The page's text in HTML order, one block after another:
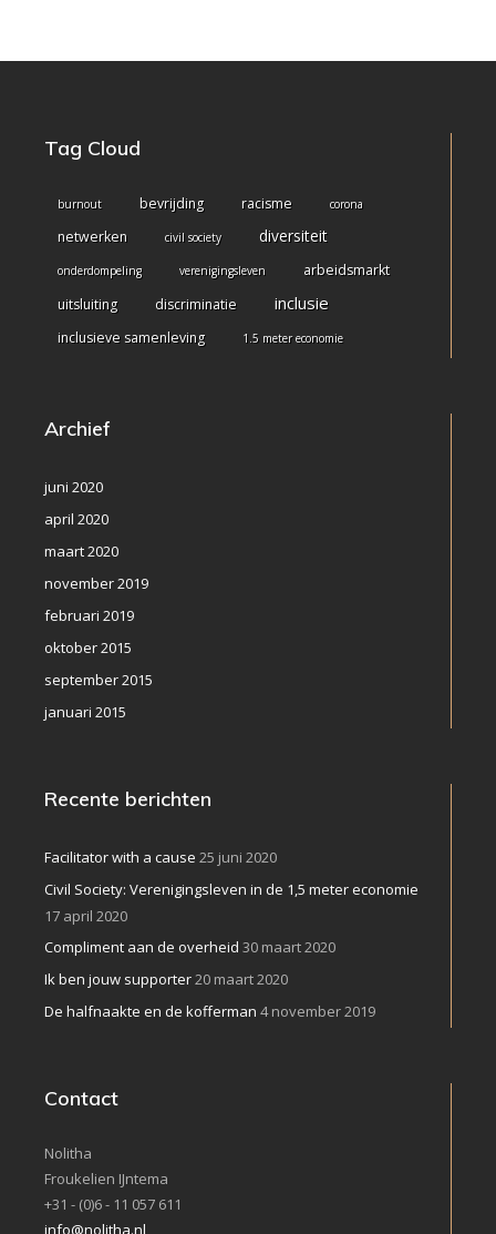
Tag Cloud
burnout bevrijding racisme corona
netwerken civil society diversiteit
onderdompeling verenigingsleven
arbeidsmarkt
uitsluiting
discriminatie inclusie
inclusieve samenleving 1.5 meter economie
Archief
juni 2020
april 2020
maart 2020
november 2019
februari 2019
oktober 2015
september 2015
januari 2015
Recente berichten
Facilitator with a cause 25 juni 2020
Civil Society: Verenigingsleven in de 1,5 meter economie
17 april 2020
Compliment aan de overheid 30 maart 2020
Ik ben jouw supporter20 maart 2020
De halfnaakte en de kofferman 4 november 2019
Contact
Nolitha
Froukelien IJntema
+31 - (0)6 - 11 057 611
info@nolitha.nl